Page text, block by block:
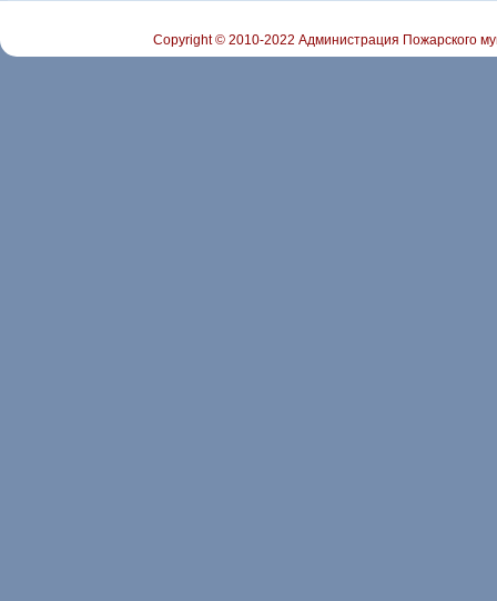
Copyright © 2010-2022 Администрация Пожарского